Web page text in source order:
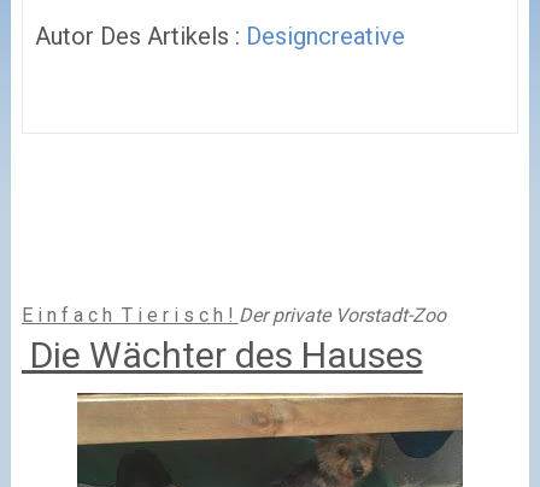
Autor Des Artikels : Designcreative
E i n f a c h T i e r i s c h ! Der private Vorstadt-Zoo
Die Wächter des Hauses